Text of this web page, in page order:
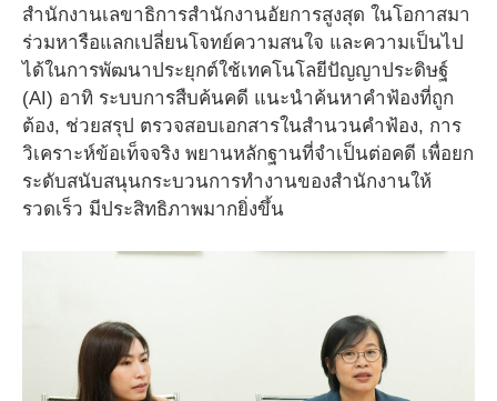
สำนักงานเลขาธิการสำนักงานอัยการสูงสุด ในโอกาสมา
ร่วมหารือแลกเปลี่ยนโจทย์ความสนใจ และความเป็นไป
ได้ในการพัฒนาประยุกต์ใช้เทคโนโลยีปัญญาประดิษฐ์
(AI) อาทิ ระบบการสืบค้นคดี แนะนำค้นหาคำฟ้องที่ถูก
ต้อง, ช่วยสรุป ตรวจสอบเอกสารในสำนวนคำฟ้อง, การ
วิเคราะห์ข้อเท็จจริง พยานหลักฐานที่จำเป็นต่อคดี เพื่อยก
ระดับสนับสนุนกระบวนการทำงานของสำนักงานให้
รวดเร็ว มีประสิทธิภาพมากยิ่งขึ้น